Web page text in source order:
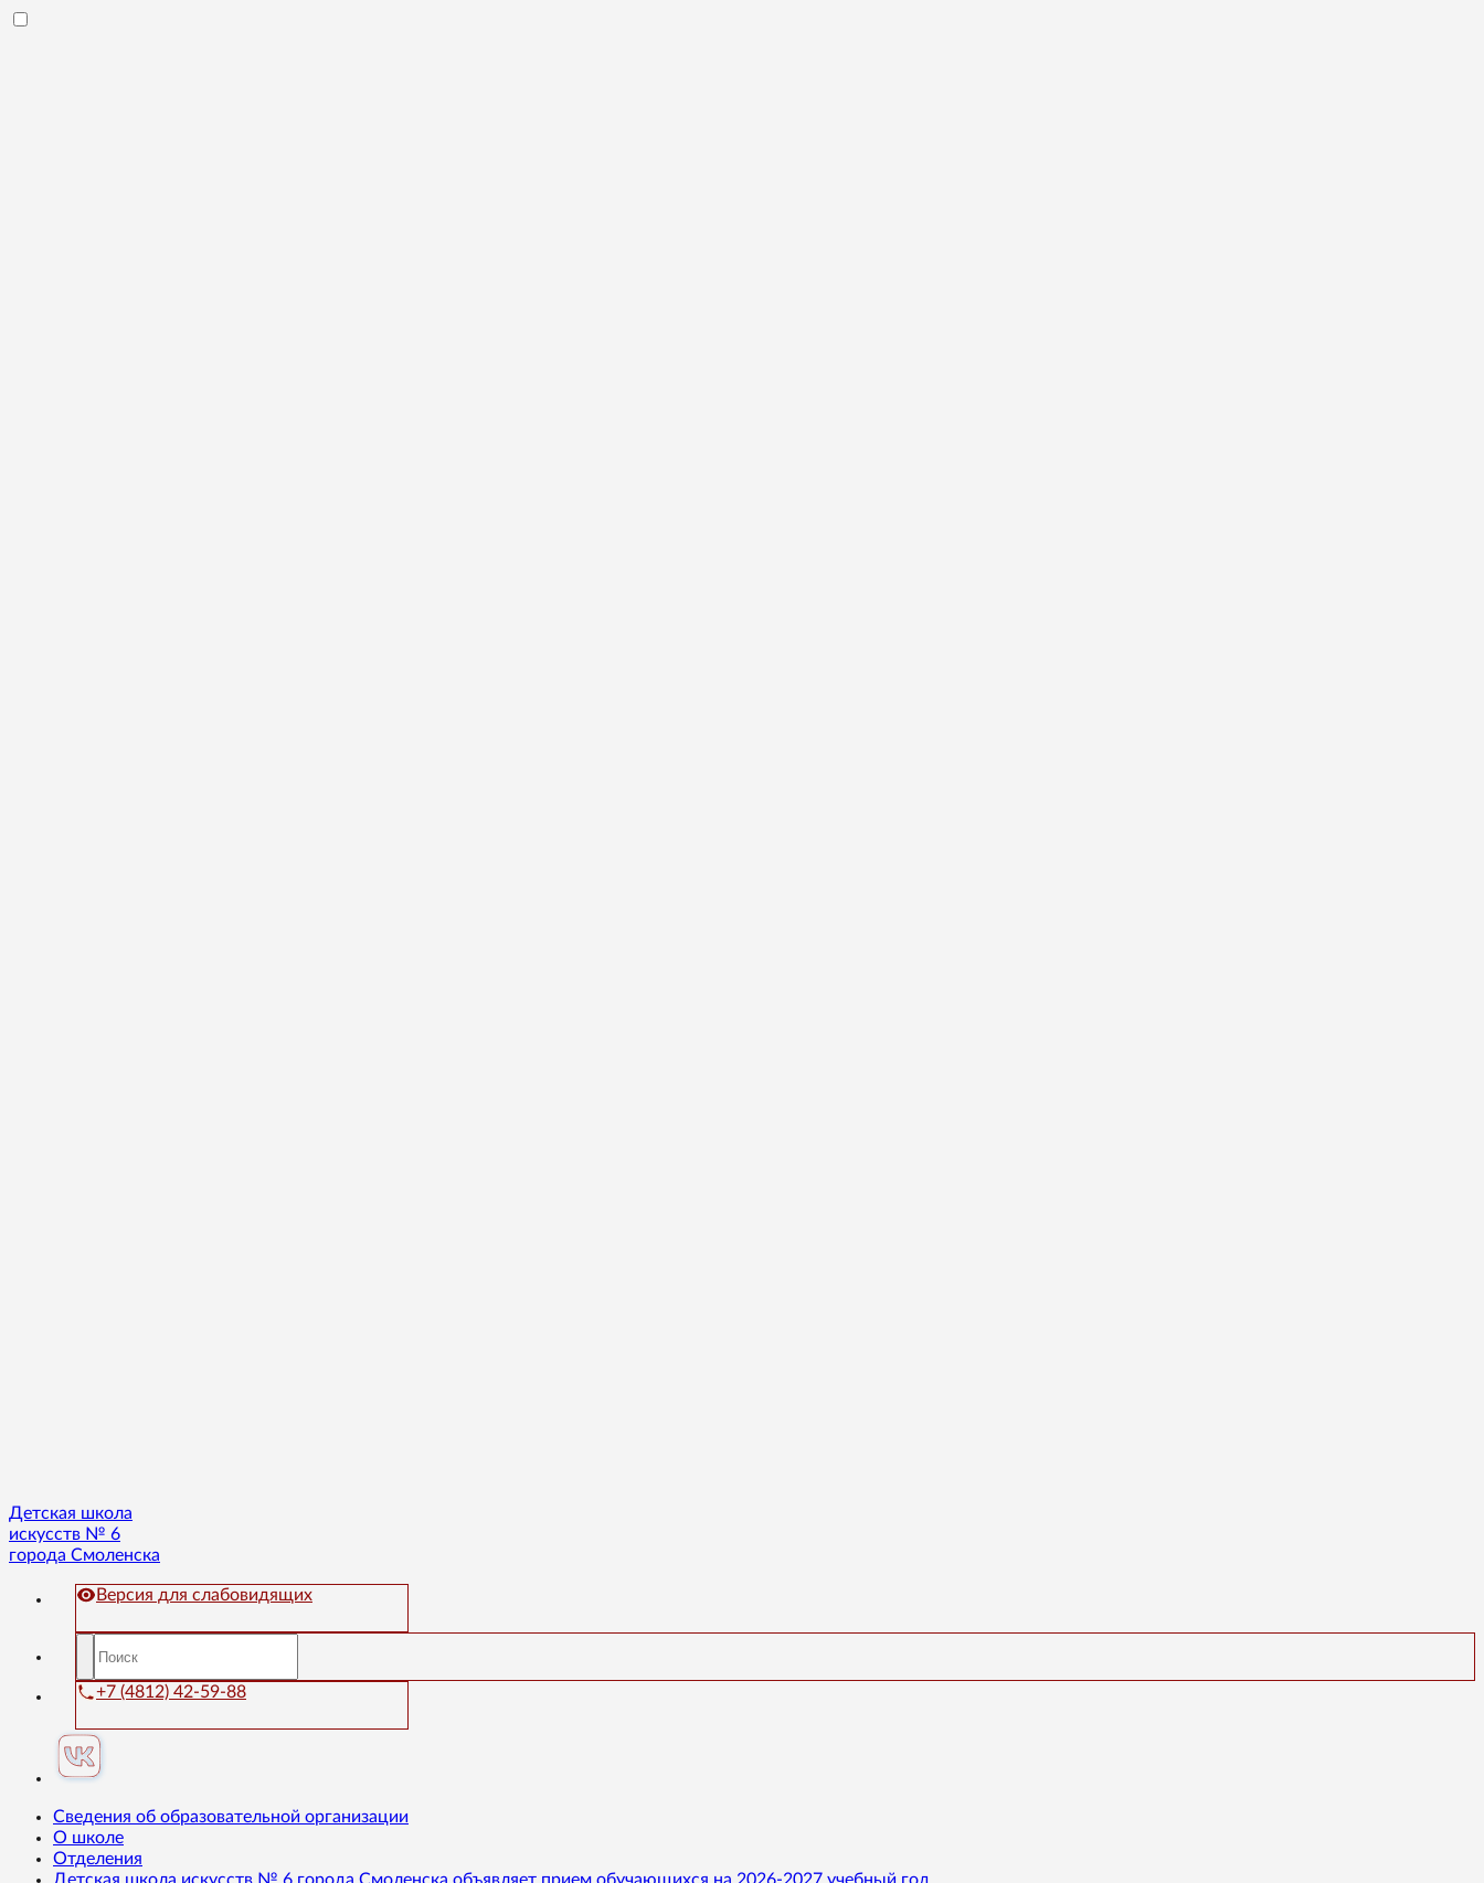
Детская школа
искусств № 6
города Смоленска
Версия для слабовидящих
+7 (4812) 42-59-88
Сведения об образовательной организации
О школе
Отделения